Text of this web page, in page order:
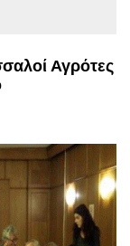
Αγρότες